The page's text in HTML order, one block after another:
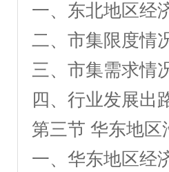
一、东北地区经
二、市集限度情
三、市集需求情
四、行业发展出
第三节 华东地
一、华东地区经